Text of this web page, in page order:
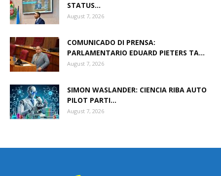
STATUS...
August 7, 2026
COMUNICADO DI PRENSA:
PARLAMENTARIO EDUARD PIETERS TA...
August 7, 2026
SIMON WASLANDER: CIENCIA RIBA AUTO
PILOT PARTI...
August 7, 2026